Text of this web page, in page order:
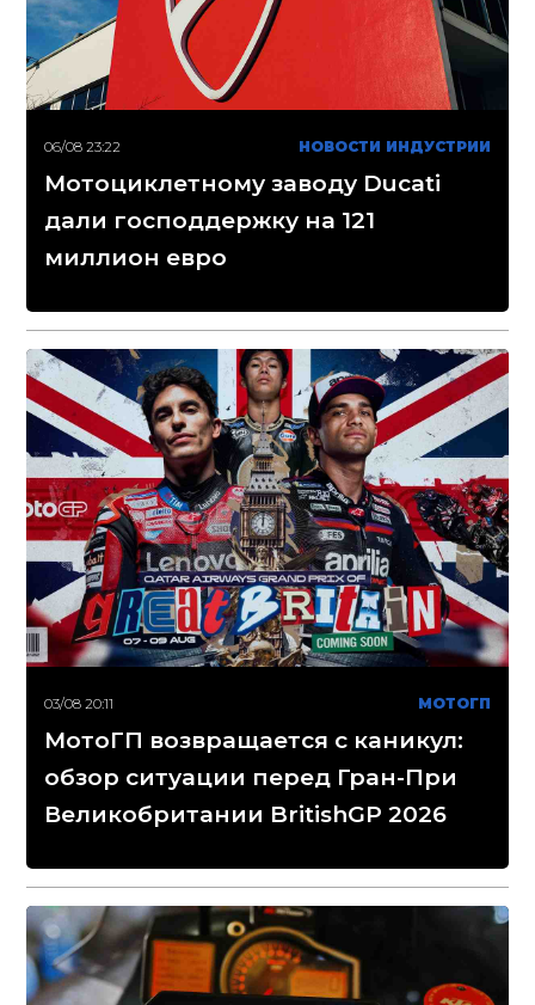
06/08 23:22 НОВОСТИ ИНДУСТРИИ
Мотоциклетному заводу Ducati
дали господдержку на 121
миллион евро
03/08 20:11 МОТОГП
МотоГП возвращается с каникул:
обзор ситуации перед Гран-При
Великобритании BritishGP 2026